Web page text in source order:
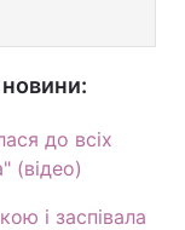
до всіх
(відео)
і заспівала